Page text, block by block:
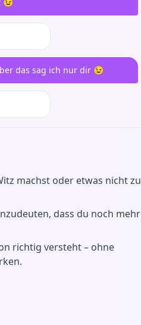
das sag ich nur dir 😉
machst oder etwas nicht zu
dass du noch mehr
richtig versteht – ohne